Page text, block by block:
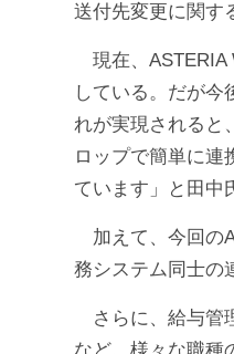
送付先変更に関す
現在、ASTERIA
している。だが今
れが実現されると
ロップで簡単に連
ています」と田中
加えて、今回の
務システム同士の
さらに、給与管
など、様々な職種